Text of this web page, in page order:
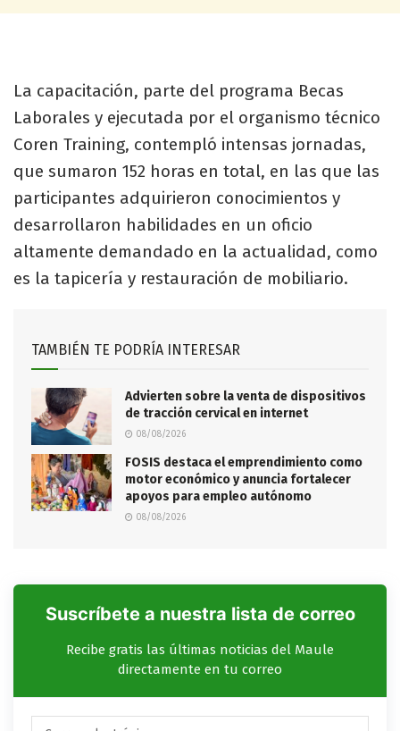
La capacitación, parte del programa Becas
Laborales y ejecutada por el organismo técnico
Coren Training, contempló intensas jornadas,
que sumaron 152 horas en total, en las que las
participantes adquirieron conocimientos y
desarrollaron habilidades en un oficio
altamente demandado en la actualidad, como
es la tapicería y restauración de mobiliario.
TAMBIÉN TE PODRÍA INTERESAR
Advierten sobre la venta de dispositivos
de tracción cervical en internet
08/08/2026
FOSIS destaca el emprendimiento como
motor económico y anuncia fortalecer
apoyos para empleo autónomo
08/08/2026
Suscríbete a nuestra lista de correo
Recibe gratis las últimas noticias del Maule
directamente en tu correo